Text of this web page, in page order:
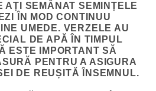
AȚI SEMĂNAT SEMINȚELE
ÎN MOD CONTINUU
UMEDE. VERZELE AU
DE APĂ ÎN TIMPUL
ESTE IMPORTANT SĂ
PENTRU A ASIGURA
DE REUȘITĂ ÎNSEMNUL.